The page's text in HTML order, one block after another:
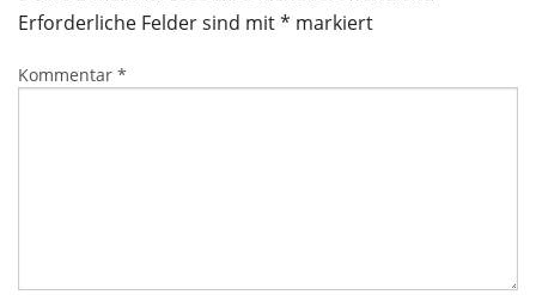
Erforderliche Felder sind mit* markiert
Kommentar *